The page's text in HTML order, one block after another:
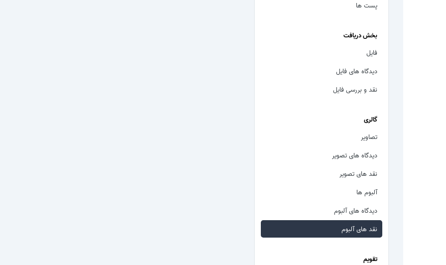
پست ها
بخش دریافت
فایل
دیدگاه های فایل
نقد و بررسی فایل
گالری
تصاویر
دیدگاه های تصویر
نقد های تصویر
آلبوم ها
دیدگاه های آلبوم
نقد های آلبوم
تقویم